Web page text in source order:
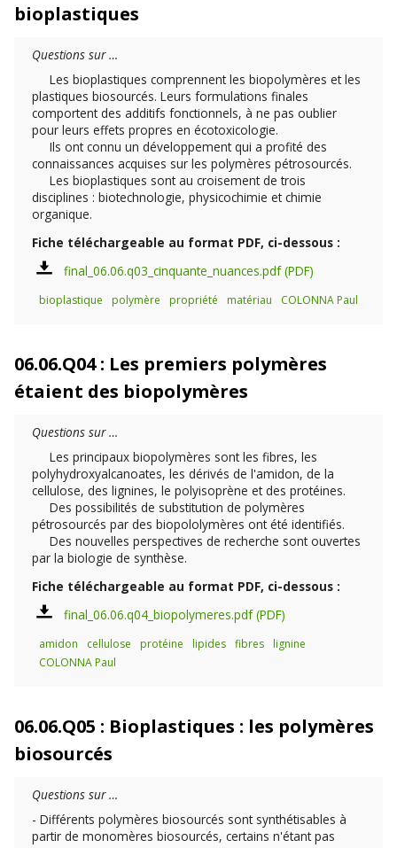
bioplastiques
Questions sur …
Les bioplastiques comprennent les biopolymères et les
plastiques biosourcés. Leurs formulations finales
comportent des additifs fonctionnels, à ne pas oublier
pour leurs effets propres en écotoxicologie.
Ils ont connu un développement qui a profité des
connaissances acquises sur les polymères pétrosourcés.
Les bioplastiques sont au croisement de trois
disciplines : biotechnologie, physicochimie et chimie
organique.
Fiche téléchargeable au format PDF, ci-dessous :
final_06.06.q03_cinquante_nuances.pdf
bioplastique polymère propriété matériau COLONNA Paul
06.06.Q04 : Les premiers polymères
étaient des biopolymères
Questions sur …
Les principaux biopolymères sont les fibres, les
polyhydroxyalcanoates, les dérivés de l'amidon, de la
cellulose, des lignines, le polyisoprène et des protéines.
Des possibilités de substitution de polymères
pétrosourcés par des biopololymères ont été identifiés.
Des nouvelles perspectives de recherche sont ouvertes
par la biologie de synthèse.
Fiche téléchargeable au format PDF, ci-dessous :
final_06.06.q04_biopolymeres.pdf
amidon cellulose protéine lipides fibres
lignine
COLONNA Paul
06.06.Q05 : Bioplastiques : les polymères
biosourcés
Questions sur …
- Différents polymères biosourcés sont synthétisables à
partir de monomères biosourcés, certains n'étant pas